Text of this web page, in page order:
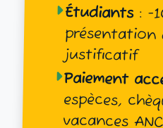
Étudiants:
justificatif
Paiement